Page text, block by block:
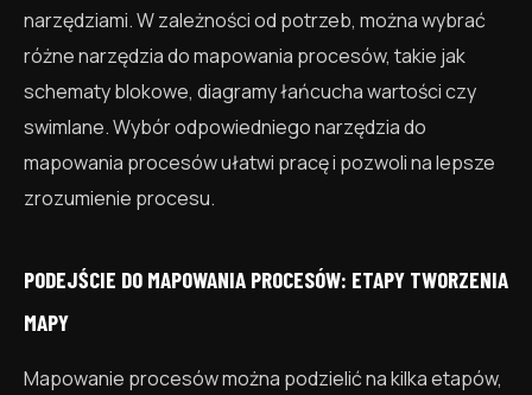
narzędziami. W zależności od potrzeb, można wybrać
różne narzędzia do mapowania procesów, takie jak
schematy blokowe, diagramy łańcucha wartości czy
swimlane. Wybór odpowiedniego narzędzia do
mapowania procesów ułatwi pracę i pozwoli na lepsze
zrozumienie procesu.
PODEJŚCIE DO MAPOWANIA PROCESÓW: ETAPY TWORZENIA
MAPY
Mapowanie procesów można podzielić na kilka etapów,